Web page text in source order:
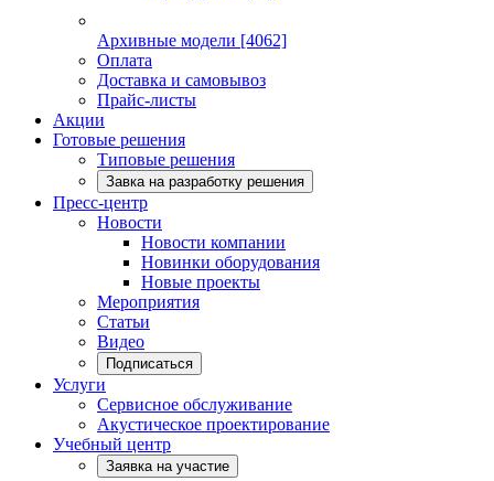
Архивные модели [4062]
Оплата
Доставка и самовывоз
Прайс-листы
Акции
Готовые решения
Типовые решения
Завка на разработку решения
Пресс-центр
Новости
Новости компании
Новинки оборудования
Новые проекты
Мероприятия
Статьи
Видео
Подписаться
Услуги
Сервисное обслуживание
Акустическое проектирование
Учебный центр
Заявка на участие